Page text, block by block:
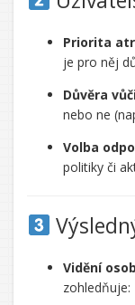
Priorita
je pro něj
Důvěra
nebo ne
Volba
politiky či
Vidění
zohledňuje: